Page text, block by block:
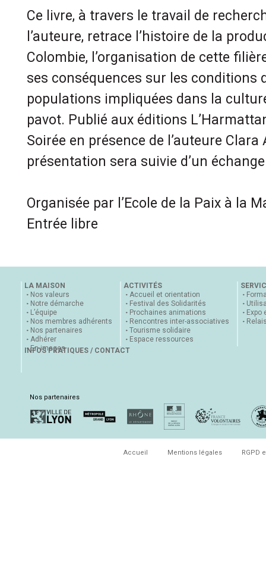
Ce livre, à travers le travail de
l’auteure, retrace l’histoire de la
Colombie, l’organisation de cette
ses conséquences sur les conditions
populations impliquées dans la
pavot. Publié aux éditions
Soirée en présence de l’auteure Clara
présentation sera suivie d’un
Organisée par l’Ecole de la Paix à la
Entrée libre
LA MAISON
Nos valeurs
Notre démarche
L’équipe
Nos membres adhérents
Nos partenaires
Adhérer
En images
ACTIVITÉS
Accueil et orientation
Festival des Solidarités
Prochaines animations
Rencontres inter-associatives
Tourisme solidaire
Espace ressources
Expo
INFOS PRATIQUES / CONTACT
Nos partenaires
Accueil Mentions légales RGPD